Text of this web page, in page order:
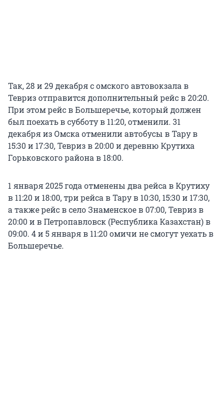
Так, 28 и 29 декабря с омского автовокзала в
Тевриз отправится дополнительный рейс в 20:20.
При этом рейс в Большеречье, который должен
был поехать в субботу в 11:20, отменили. 31
декабря из Омска отменили автобусы в Тару в
15:30 и 17:30, Тевриз в 20:00 и деревню Крутиха
Горьковского района в 18:00.
1 января 2025 года отменены два рейса в Крутиху
в 11:20 и 18:00, три рейса в Тару в 10:30, 15:30 и 17:30,
а также рейс в село Знаменское в 07:00, Тевриз в
20:00 и в Петропавловск (Республика Казахстан) в
09:00. 4 и 5 января в 11:20 омичи не смогут уехать в
Большеречье.